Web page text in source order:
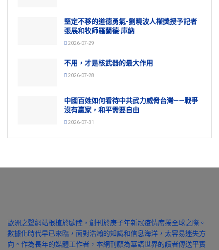
堅定不移的道德勇氣-劉曉波人權獎授予記者
張展和牧師羅蘭德·庫納
2026-07-29
不用，才是核武器的最大作用
2026-07-28
中國百姓如何看待中共武力威脅台灣——戰爭
沒有贏家，和平需要自由
2026-07-31
歐洲之聲網站根植於歐陸，創刊於庚子年新冠疫情席捲全球之際。
數據化時代早已來臨，面對浩瀚的知識和信息海洋，太容易迷失方
向。作為長年的媒體工作者，本網刊願為華語世界的讀者傳送平實